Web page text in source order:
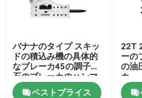
バナナのタイプ スキッ
ドの積込み機の具体的
なブレーカ45の調子の
石のブレーカのハンマ
ー
ベストプライス
22T
ーの
の油
カ